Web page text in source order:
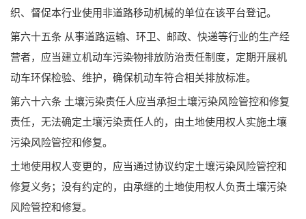
织、督促本行业使用非道路移动机械的单位在该平台登记。
第六十五条 从事道路运输、环卫、邮政、快递等行业的生产经
营者，应当建立机动车污染物排放防治责任制度，定期开展机
动车环保检验、维护，确保机动车符合相关排放标准。
第六十六条 土壤污染责任人应当承担土壤污染风险管控和修复
责任，无法确定土壤污染责任人的，由土地使用权人实施土壤
污染风险管控和修复。
土地使用权人变更的，应当通过协议约定土壤污染风险管控和
修复义务；没有约定的，由承继的土地使用权人负责土壤污染
风险管控和修复。